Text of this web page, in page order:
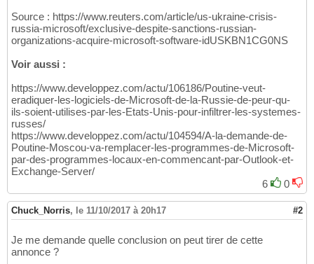
Source : https://www.reuters.com/article/us-ukraine-crisis-
russia-microsoft/exclusive-despite-sanctions-russian-
organizations-acquire-microsoft-software-idUSKBN1CG0NS
Voir aussi :
https://www.developpez.com/actu/106186/Poutine-veut-
eradiquer-les-logiciels-de-Microsoft-de-la-Russie-de-peur-qu-
ils-soient-utilises-par-les-Etats-Unis-pour-infiltrer-les-systemes-
russes/
https://www.developpez.com/actu/104594/A-la-demande-de-
Poutine-Moscou-va-remplacer-les-programmes-de-Microsoft-
par-des-programmes-locaux-en-commencant-par-Outlook-et-
Exchange-Server/
6
0
Chuck_Norris, le 11/10/2017 à 20h17 #2
Je me demande quelle conclusion on peut tirer de cette
annonce ?